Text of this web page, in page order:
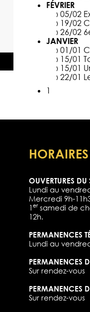
FÉVRIER
› 05/02
› 19/02
› 26/02
JANVIER
› 01/01
› 15/01
› 15/01
› 22/01
1
HORAIRES
OUVERTURES DU
Lundi au
Mercredi 9h-
1 ersamedi de
12h.
PERMANENCES
Lundi au
PERMANENCES
Sur rendez-vous
PERMANENCES
Sur rendez-vous